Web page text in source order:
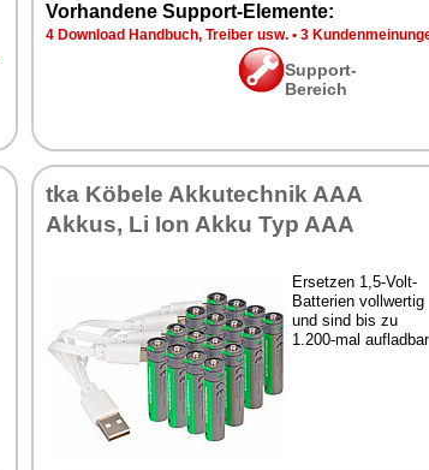
Vorhandene Support-Elemente:
4 Download Handbuch, Treiber usw. • 3
Support-
Bereich
tka Köbele Akkutechnik AAA
Akkus, Li Ion Akku Typ AAA
Ersetzen 1,5-Volt-
Batterien vollwertig
und sind bis zu
1.200-mal aufladbar